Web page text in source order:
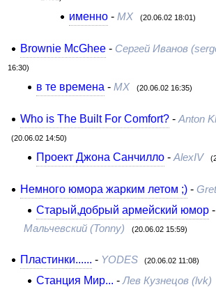
именно- МХ (20.06.02 18:01)
Brownie McGhee- Сергей Иванов
16:30)
в те времена -МХ (20.06.02 16:35)
Who is The Built For Comfort?- Anton
(20.06.02 14:50)
Проект Джона Санчилло -AlexIV
Немного юмора жарким летом ;)-
Старый,добрый армейский юмор
Мальчевский (Tonny)
(20.06.02 15:59)
Пластинки...... - YODES (20.06.02 11:08)
Станция Мир... -Лев Кузнецов (lvk)